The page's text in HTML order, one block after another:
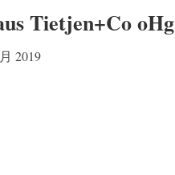
Tietjen+Co oHg
2019